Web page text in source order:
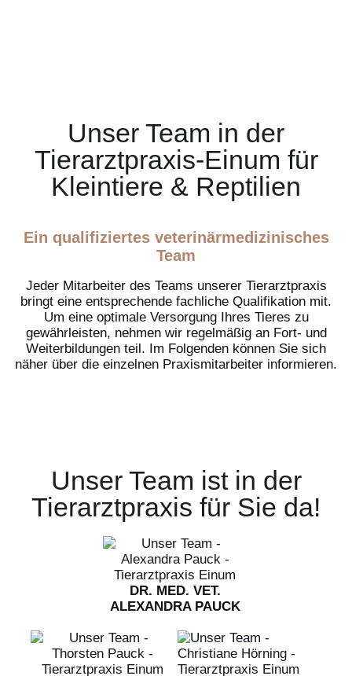
Unser Team in der
Tierarztpraxis-Einum für
Kleintiere & Reptilien
Ein qualifiziertes veterinärmedizinisches
Team
Jeder Mitarbeiter des Teams unserer Tierarztpraxis
bringt eine entsprechende fachliche Qualifikation mit.
Um eine optimale Versorgung Ihres Tieres zu
gewährleisten, nehmen wir regelmäßig an Fort- und
Weiterbildungen teil. Im Folgenden können Sie sich
näher über die einzelnen Praxismitarbeiter informieren.
Unser Team ist in der
Tierarztpraxis für Sie da!
DR. MED. VET.
ALEXANDRA PAUCK